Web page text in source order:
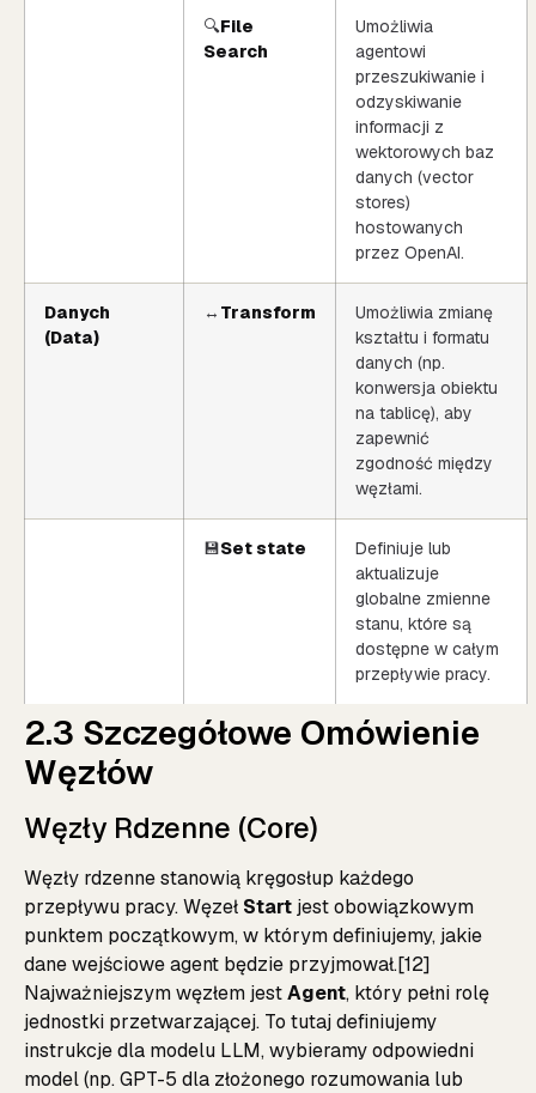
🔍File
Search
Umożliwia
agentowi
przeszukiwanie i
odzyskiwanie
informacji z
wektorowych baz
danych (vector
stores)
hostowanych
przez OpenAI.
Danych
(Data)
↔️ Transform
Umożliwia zmianę
kształtu i formatu
danych (np.
konwersja obiektu
na tablicę), aby
zapewnić
zgodność między
węzłami.
💾Set state
Definiuje lub
aktualizuje
globalne zmienne
stanu, które są
dostępne w całym
przepływie pracy.
2.3 Szczegółowe Omówienie
Węzłów
Węzły Rdzenne (Core)
Węzły rdzenne stanowią kręgosłup każdego
przepływu pracy. Węzeł Start jest obowiązkowym
punktem początkowym, w którym definiujemy, jakie
dane wejściowe agent będzie przyjmował.[12]
Najważniejszym węzłem jestAgent, który pełni rolę
jednostki przetwarzającej. To tutaj definiujemy
instrukcje dla modelu LLM, wybieramy odpowiedni
model (np. GPT-5 dla złożonego rozumowania lub